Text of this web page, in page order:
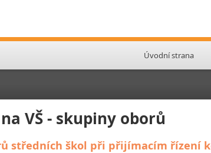
Úvodní strana
VŠ - skupiny oborů
středních škol při přijímacím řízení